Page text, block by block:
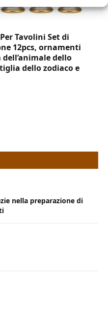
Tavolini Set di
12pcs, ornamenti
dello
dello zodiaco e
nella preparazione di